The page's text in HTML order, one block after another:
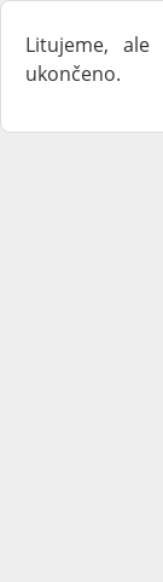
Litujeme,
ukončeno.